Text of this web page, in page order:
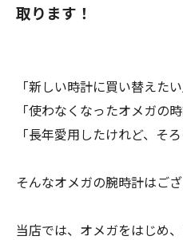
取ります！
「新しい時計に買い替えたい
「使わなくなったオメガの
「長年愛用したけれど、そ
そんなオメガの腕時計はご
当店では、オメガをはじめ